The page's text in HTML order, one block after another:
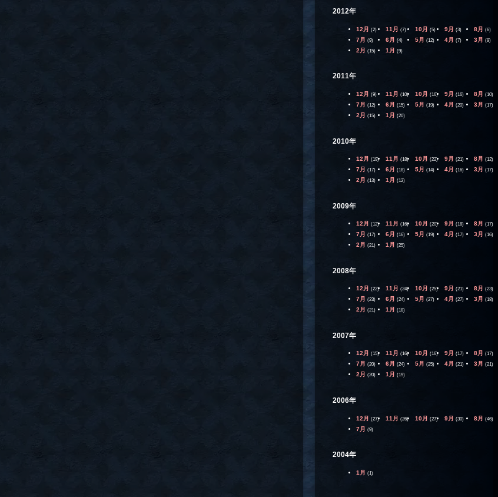
2012年
12月 (2) 11月 (7) 10月 (5) 9月 (3) 8月 (6)
7月 (9) 6月 (4) 5月 (12) 4月 (7) 3月 (9)
2月 (15) 1月 (9)
2011年
12月 (9) 11月 (10) 10月 (16) 9月 (16) 8月 (10)
7月 (12) 6月 (15) 5月 (19) 4月 (20) 3月 (17)
2月 (15) 1月 (20)
2010年
12月 (19) 11月 (18) 10月 (22) 9月 (21) 8月 (12)
7月 (17) 6月 (18) 5月 (14) 4月 (16) 3月 (17)
2月 (13) 1月 (12)
2009年
12月 (12) 11月 (16) 10月 (20) 9月 (18) 8月 (17)
7月 (17) 6月 (16) 5月 (19) 4月 (17) 3月 (16)
2月 (21) 1月 (25)
2008年
12月 (22) 11月 (24) 10月 (25) 9月 (21) 8月 (23)
7月 (23) 6月 (24) 5月 (27) 4月 (27) 3月 (18)
2月 (21) 1月 (18)
2007年
12月 (15) 11月 (16) 10月 (16) 9月 (17) 8月 (17)
7月 (20) 6月 (24) 5月 (25) 4月 (21) 3月 (21)
2月 (20) 1月 (19)
2006年
12月 (27) 11月 (26) 10月 (27) 9月 (30) 8月 (46)
7月 (9)
2004年
1月 (1)